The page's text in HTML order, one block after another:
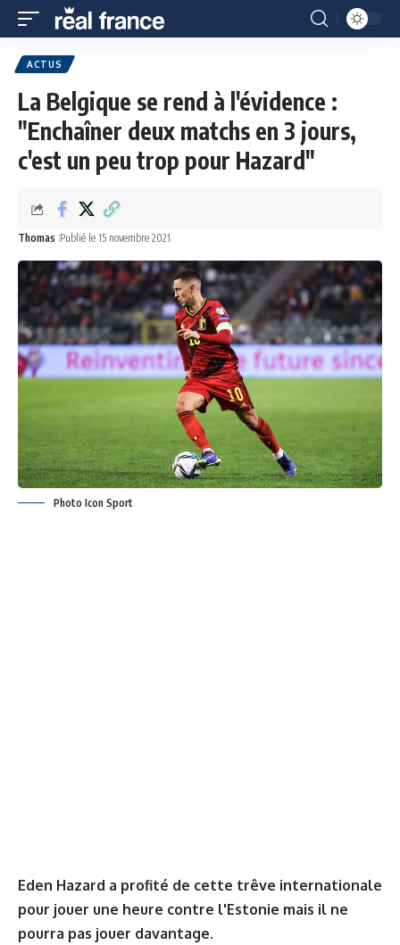
ACTUS
La Belgique se rend à l'évidence :
"Enchaîner deux matchs en 3 jours,
c'est un peu trop pour Hazard"
Thomas Publié le 15 novembre 2021
Photo Icon Sport
Eden Hazard a profité de cette trêve internationale
pour jouer une heure contre l'Estonie mais il ne
pourra pas jouer davantage.